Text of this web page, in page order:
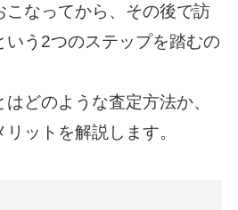
こなってから、その後で訪
いう2つのステップを踏むの
どのような査定方法か、
ットを解説します。